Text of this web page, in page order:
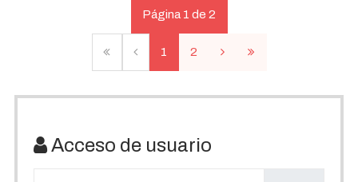
1 2
Página 1 de 2
Acceso de usuario